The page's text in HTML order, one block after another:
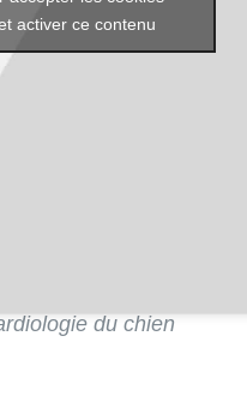
activer ce contenu
du chien